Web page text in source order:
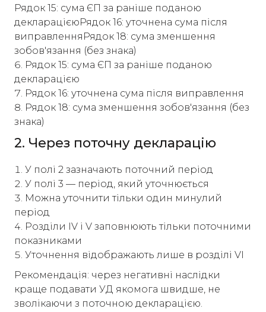
Рядок 15: сума ЄП за раніше поданою
декларацієюРядок 16: уточнена сума після
виправленняРядок 18: сума зменшення
зобов'язання (без знака)
Рядок 15: сума ЄП за раніше поданою
декларацією
Рядок 16: уточнена сума після виправлення
Рядок 18: сума зменшення зобов'язання (без
знака)
2. Через поточну декларацію
У полі 2 зазначають поточний період
У полі 3 — період, який уточнюється
Можна уточнити тільки один минулий
період
Розділи IV і V заповнюють тільки поточними
показниками
Уточнення відображають лише в розділі VI
Рекомендація: через негативні наслідки
краще подавати УД якомога швидше, не
зволікаючи з поточною декларацією.